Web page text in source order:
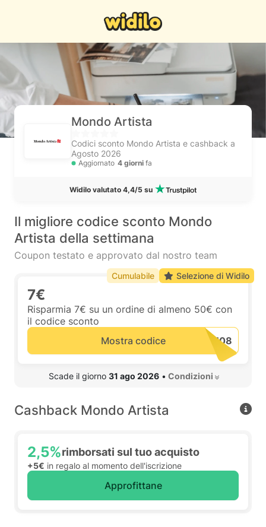
Mondo Artista
Codici sconto Mondo Artista e cashback a
Agosto 2026
Aggiornato 4 giorni fa
Widilo valutato 4,4/5 su
Il migliore codice sconto Mondo
Artista della settimana
Coupon testato e approvato dal nostro team
7€
Risparmia 7€ su un ordine di almeno 50€ con
il codice sconto
Mostra codice
Scade il giorno 31 ago 2026 • Condizioni
Cumulabile Selezione di Widilo
Cashback Mondo Artista
2,5%rimborsati sul tuo acquisto
+5€ in regalo al momento dell'iscrizione
Approfittane